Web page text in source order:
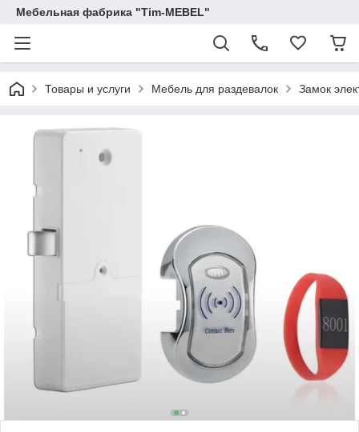
Мебельная фабрика "Tim-MEBEL"
Товары и услуги Мебель для раздевалок Замок